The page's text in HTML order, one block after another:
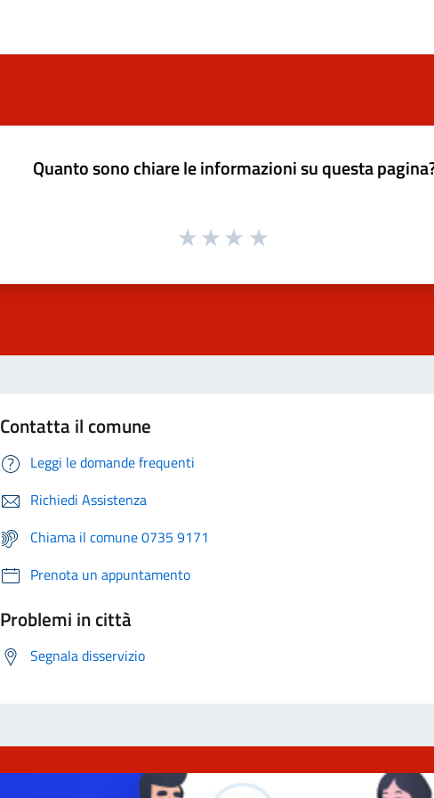
Quanto sono chiare le informazioni su questa
Contatta il comune
Leggi le domande frequenti
Richiedi Assistenza
Chiama il comune 0735 9171
Prenota un appuntamento
Problemi in città
Segnala disservizio